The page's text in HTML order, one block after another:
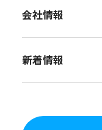
会社情報
新着情報